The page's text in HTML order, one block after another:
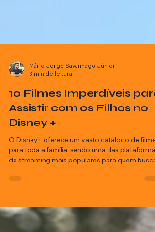
Mário Jorge Savanhago Júnior
3 min de leitura
10 Filmes Imperdíveis para
Assistir com os Filhos no
Disney +
O Disney+ oferece um vasto catálogo de filmes